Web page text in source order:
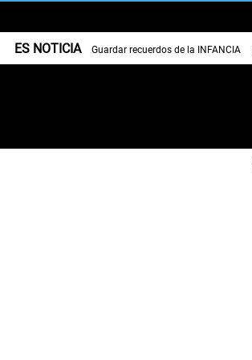
ES NOTICIA Guardar recuerdos de la INFANCIA